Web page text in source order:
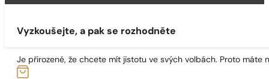
Vyzkoušejte, a pak se rozhodněte
Je přirozené, že chcete mít jistotu ve svých volbách. Proto máte